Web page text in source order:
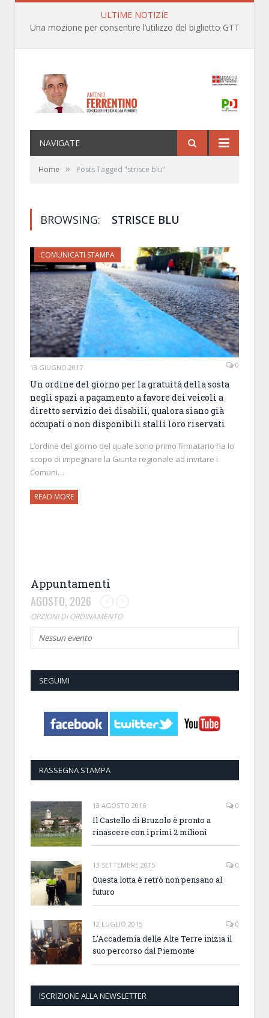
ULTIME NOTIZIE
NAVIGATE
Home » Posts Tagged "strisce blu"
BROWSING: STRISCE BLU
COMUNICATI STAMPA
13 GIUGNO 2017 0
Un ordine del giorno per la gratuità della sosta
negli spazi a pagamento a favore dei veicoli a
diretto servizio dei disabili, qualora siano già
occupati o non disponibili stalli loro riservati
L’ordine del giorno del quale sono primo firmatario ha lo
scopo di impegnare la Giunta regionale ad invitare i
Comuni…
READ MORE
Appuntamenti
AGOSTO, 2026
OPZIONI DI ORDINAMENTO
Nessun evento
SEGUIMI
RASSEGNA STAMPA
13 AGOSTO 2016 0
Il Castello di Bruzolo è pronto a
rinascere con i primi 2 milioni
13 SETTEMBRE 2015 0
Questa lotta è retrò non pensano al
futuro
12 LUGLIO 2015 0
L’Accademia delle Alte Terre inizia il
suo percorso dal Piemonte
ISCRIZIONE ALLA NEWSLETTER